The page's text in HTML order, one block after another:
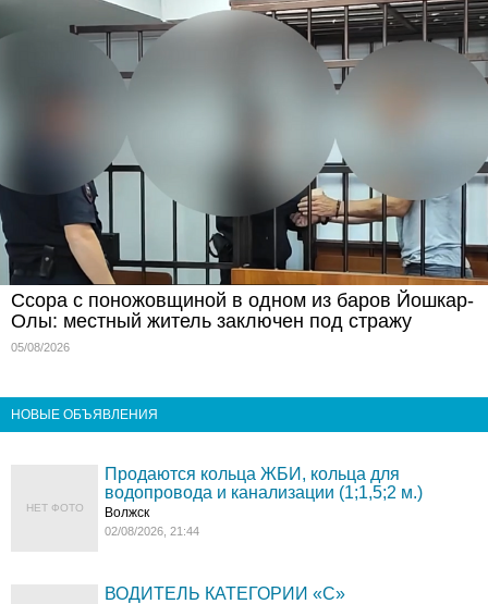
Ссора с поножовщиной в одном из баров Йошкар-
Олы: местный житель заключен под стражу
05/08/2026
НОВЫЕ ОБЪЯВЛЕНИЯ
НЕТ ФОТО
Продаются кольца ЖБИ, кольца для
водопровода и канализации (1;1,5;2 м.)
Волжск
02/08/2026, 21:44
ВОДИТЕЛЬ КАТЕГОРИИ «C»